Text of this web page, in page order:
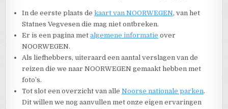
In de eerste plaats dekaart van NOORWEGEN, van het
Statnes Vegvesen die mag niet ontbreken.
Er is een pagina metalgemene informatie over
NOORWEGEN.
Als liefhebbers, uiteraard een aantal verslagen van de
reizen die we naar NOORWEGEN gemaakt hebben met
foto’s.
Tot slot een overzicht van alleNoorse nationale parken.
Dit willen we nog aanvullen met onze eigen ervaringen